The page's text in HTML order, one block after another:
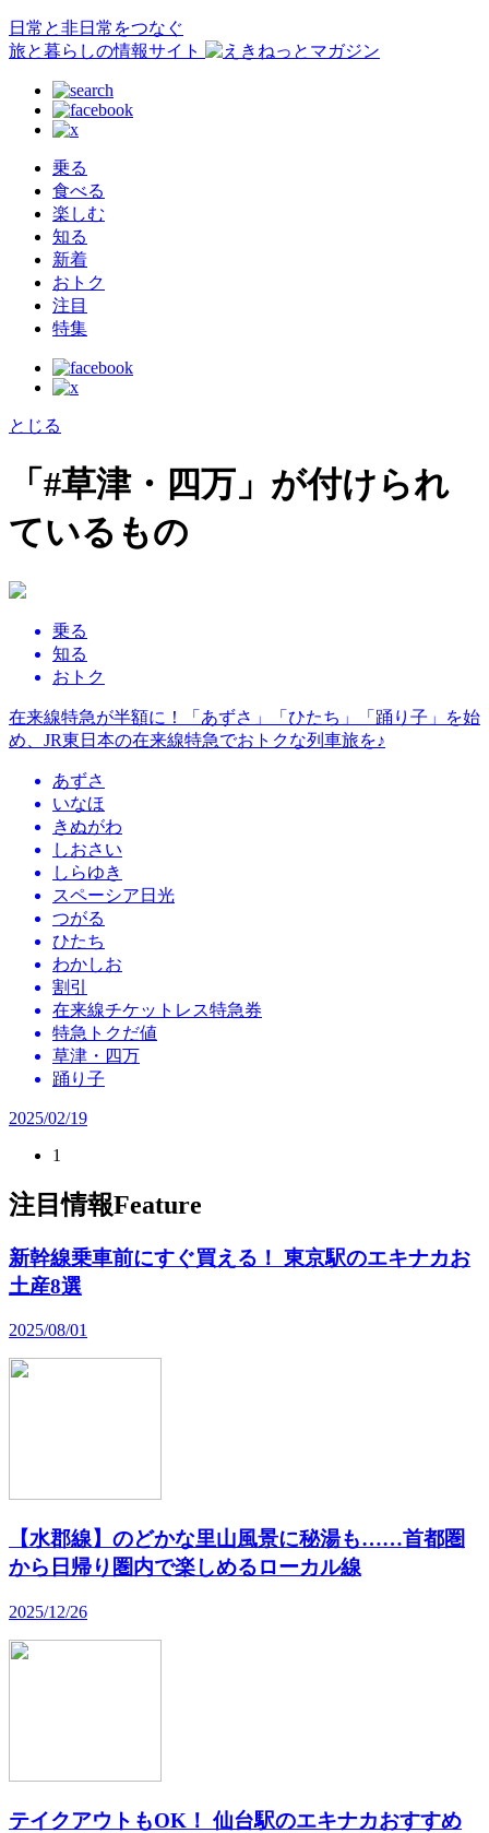
日常と非日常をつなぐ
旅と暮らしの情報サイト
乗る
食べる
楽しむ
知る
新着
おトク
注目
特集
とじる
「#草津・四万」が付けられ
ているもの
乗る
知る
おトク
在来線特急が半額に！「あずさ」「ひたち」「踊り子」を始
め、JR東日本の在来線特急でおトクな列車旅を♪
あずさ
いなほ
きぬがわ
しおさい
しらゆき
スペーシア日光
つがる
ひたち
わかしお
割引
在来線チケットレス特急券
特急トクだ値
草津・四万
踊り子
2025/02/19
1
注目情報Feature
新幹線乗車前にすぐ買える！ 東京駅のエキナカお
土産8選
2025/08/01
【水郡線】のどかな里山風景に秘湯も……首都圏
から日帰り圏内で楽しめるローカル線
2025/12/26
テイクアウトもOK！ 仙台駅のエキナカおすすめ